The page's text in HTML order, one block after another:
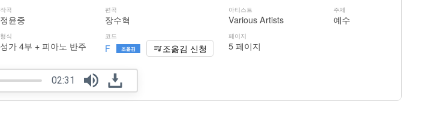
작곡
정윤중
형식
성가 4부 + 피아노 반주
편곡
장수혁
코드
F 조옮김 조옮김 신청
아티스트
Various Artists
페이지
5 페이지
주제
예수
02:31